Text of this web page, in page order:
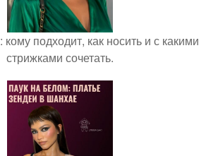
подходит, как носить и с какими
стрижками сочетать.